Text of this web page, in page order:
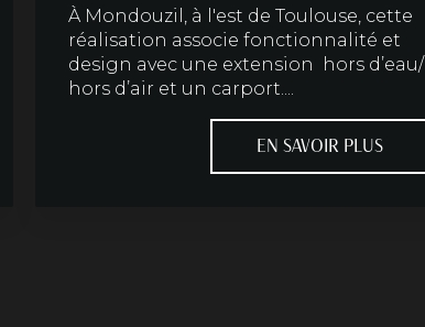
À Mondouzil, à l'est de Toulouse, cette
réalisation associe fonctionnalité et
design avec une extension hors d’eau/
hors d’air et un carport....
EN SAVOIR PLUS